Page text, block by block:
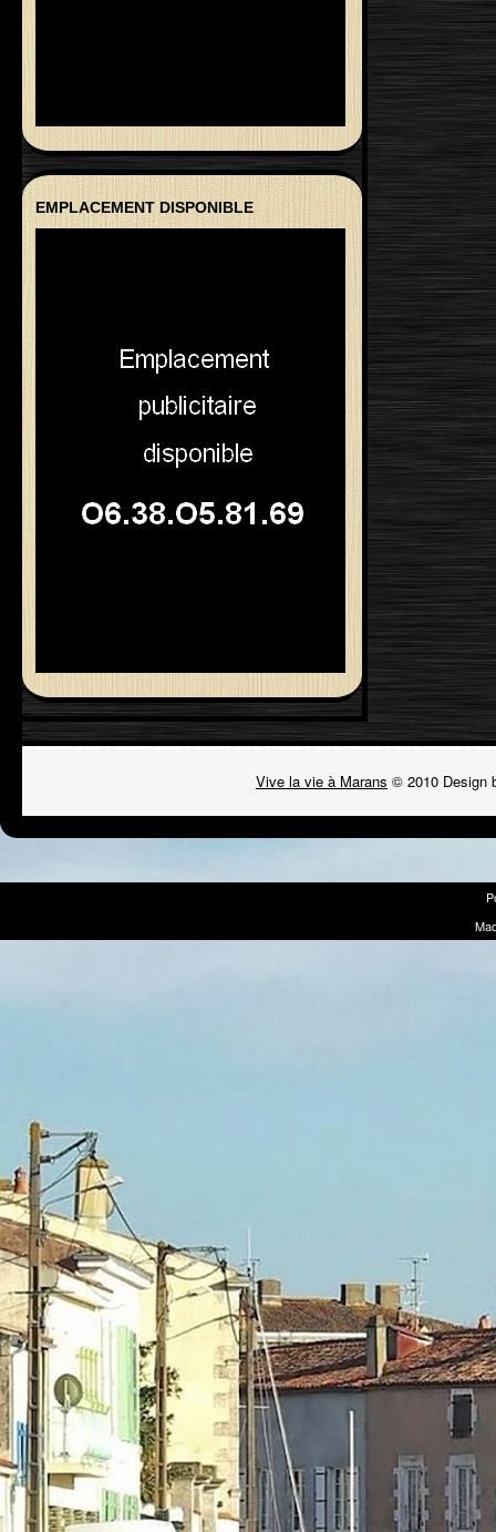
EMPLACEMENT DISPONIBLE
Vive la vie à Marans © 2010 Design